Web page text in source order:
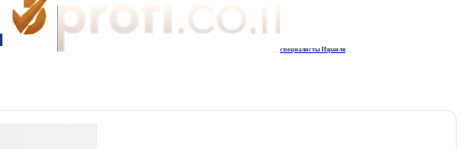
специалисты Израиля